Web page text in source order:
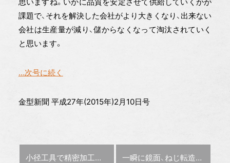
課題で、それを解決した会社がより大きくなり、出来ない
会社は生産量が減り、儲からなくなって淘汰されていく
と思います。
…次号に続く
金型新聞 平成27年(2015年)2月10日号
前の記事 :
小径工具で精密加工山田金属彫刻
次の記事 :
一瞬に鏡面、ねじ転造成形